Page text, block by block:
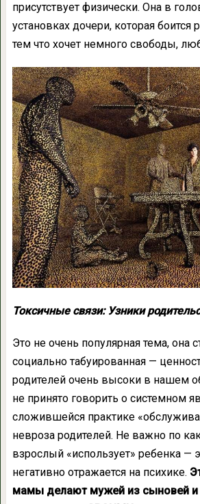
присутствует физически. Она в
установках дочери, которая боится
тем что хочет немного свободы,
Токсичные связи: Узники
Это не очень популярная тема, она
социально табуированная —
родителей очень высоки в нашем
не принято говорить о системном
сложившейся практике
невроза родителей. Не важно по
взрослый «использует» ребенка —
негативно отражается на психике.
мамы делают мужей из сыновей и